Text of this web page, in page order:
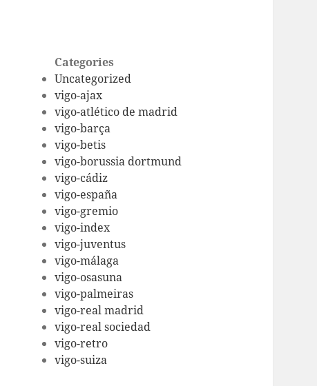
Categories
Uncategorized
vigo-ajax
vigo-atlético de madrid
vigo-barça
vigo-betis
vigo-borussia dortmund
vigo-cádiz
vigo-españa
vigo-gremio
vigo-index
vigo-juventus
vigo-málaga
vigo-osasuna
vigo-palmeiras
vigo-real madrid
vigo-real sociedad
vigo-retro
vigo-suiza